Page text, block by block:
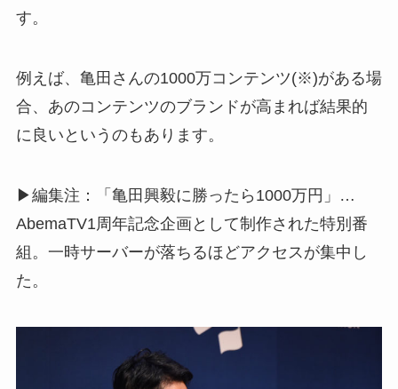
す。
例えば、亀田さんの1000万コンテンツ(※)がある場
合、あのコンテンツのブランドが高まれば結果的
に良いというのもあります。
▶︎編集注：「亀田興毅に勝ったら1000万円」…
AbemaTV1周年記念企画として制作された特別番
組。一時サーバーが落ちるほどアクセスが集中し
た。